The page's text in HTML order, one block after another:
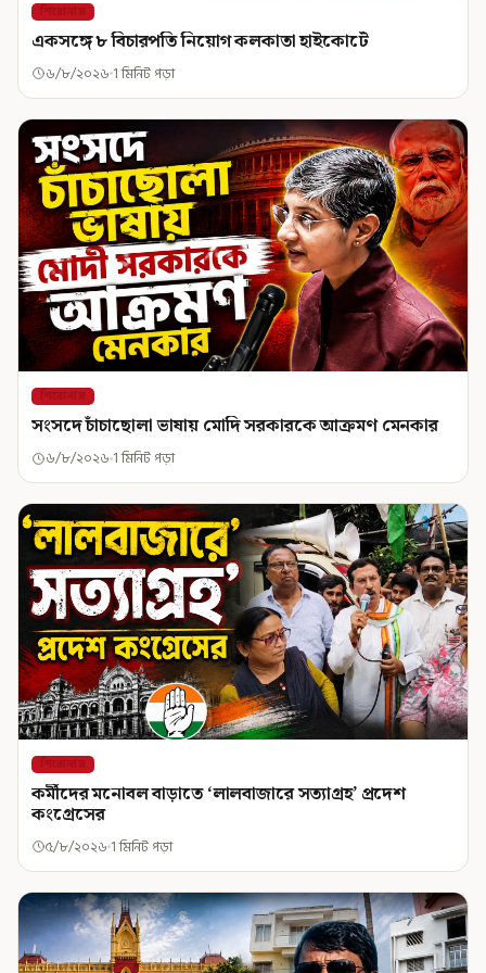
শিরোনাম
একসঙ্গে ৮ বিচারপতি নিয়োগ কলকাতা হাইকোর্টে
৬/৮/২০২৬ 1 মিনিট পড়া
শিরোনাম
সংসদে চাঁচাছোলা ভাষায় মোদি সরকারকে আক্রমণ মেনকার
৬/৮/২০২৬ 1 মিনিট পড়া
শিরোনাম
কর্মীদের মনোবল বাড়াতে ‘লালবাজারে সত্যাগ্রহ’ প্রদেশ
কংগ্রেসের
৫/৮/২০২৬ 1 মিনিট পড়া